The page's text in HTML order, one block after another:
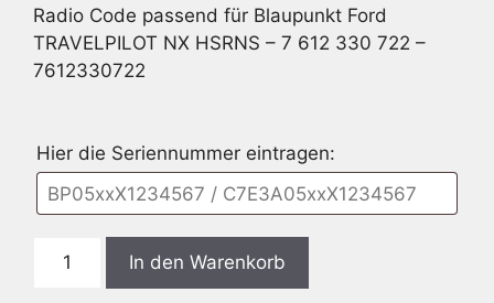
Radio Code passend für Blaupunkt Ford
TRAVELPILOT NX HSRNS – 7 612 330 722 –
7612330722
Hier die Seriennummer eintragen:
Blaupunkt
In den Warenkorb